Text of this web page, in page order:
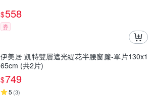
$558
券
伊美居 凱特雙層遮光緹花半腰窗簾-單片130x1
65cm (共2片)
$749
5 (3)